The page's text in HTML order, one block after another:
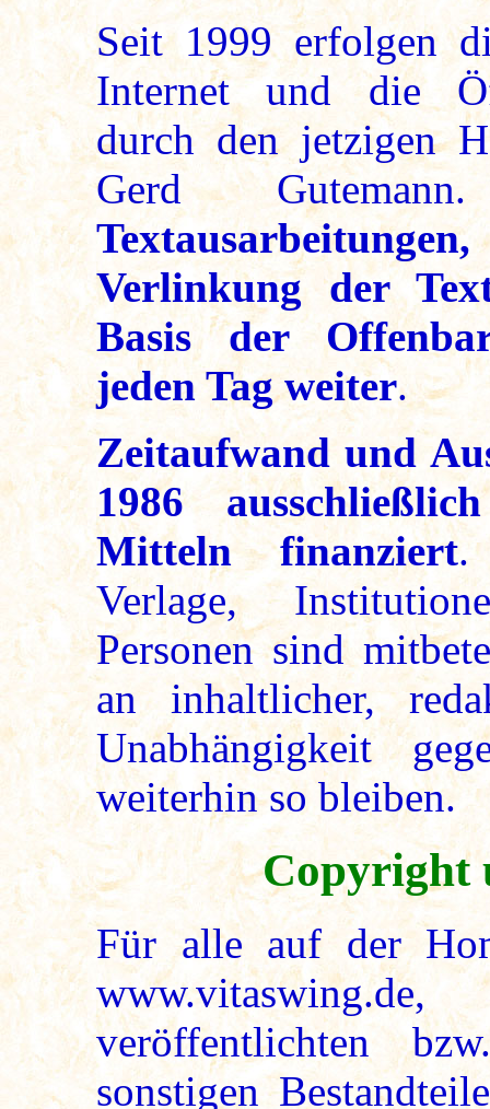
Seit 1999 erfolgen
Internet und die
durch den jetzigen
Gerd
Verlinkung der
Basis der
jeden Tag weiter.
Zeitaufwand und
1986
Mitteln finanziert.
Verlage,
Personen sind
an inhaltlicher,
Unabhängigkeit
weiterhin so bleiben.
Copyright
Für alle auf der
veröffentlichten
sonstigen